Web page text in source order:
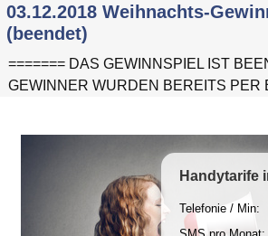
03.12.2018 Weihnachts-
(beendet)
======= DAS GEWINNSPIEL IST
GEWINNER WURDEN BEREITS PER
Handytarife
Telefonie / Min: